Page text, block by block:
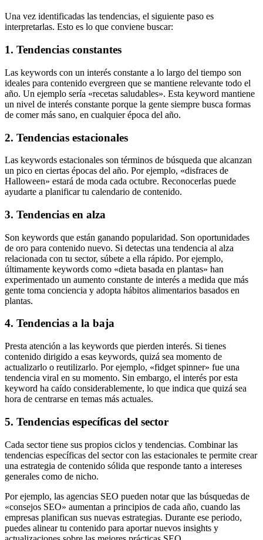
Una vez identificadas las tendencias, el siguiente paso es
interpretarlas. Esto es lo que conviene buscar:
1. Tendencias constantes
Las keywords con un interés constante a lo largo del tiempo son
ideales para contenido evergreen que se mantiene relevante todo el
año. Un ejemplo sería «recetas saludables». Esta keyword mantiene
un nivel de interés constante porque la gente siempre busca formas
de comer más sano, en cualquier época del año.
2. Tendencias estacionales
Las keywords estacionales son términos de búsqueda que alcanzan
un pico en ciertas épocas del año. Por ejemplo, «disfraces de
Halloween» estará de moda cada octubre. Reconocerlas puede
ayudarte a planificar tu calendario de contenido.
3. Tendencias en alza
Son keywords que están ganando popularidad. Son oportunidades
de oro para contenido nuevo. Si detectas una tendencia al alza
relacionada con tu sector, súbete a ella rápido. Por ejemplo,
últimamente keywords como «dieta basada en plantas» han
experimentado un aumento constante de interés a medida que más
gente toma conciencia y adopta hábitos alimentarios basados en
plantas.
4. Tendencias a la baja
Presta atención a las keywords que pierden interés. Si tienes
contenido dirigido a esas keywords, quizá sea momento de
actualizarlo o reutilizarlo. Por ejemplo, «fidget spinner» fue una
tendencia viral en su momento. Sin embargo, el interés por esta
keyword ha caído considerablemente, lo que indica que quizá sea
hora de centrarse en temas más actuales.
5. Tendencias específicas del sector
Cada sector tiene sus propios ciclos y tendencias. Combinar las
tendencias específicas del sector con las estacionales te permite crear
una estrategia de contenido sólida que responde tanto a intereses
generales como de nicho.
Por ejemplo, las agencias SEO pueden notar que las búsquedas de
«consejos SEO» aumentan a principios de cada año, cuando las
empresas planifican sus nuevas estrategias. Durante ese periodo,
puedes alinear tu contenido para aportar nuevos insights y